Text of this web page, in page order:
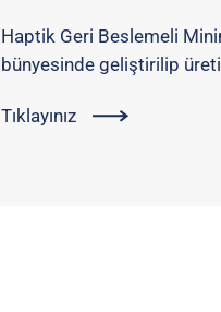
Haptik Geri Beslemeli
bünyesinde geliştirilip
Tıklayınız